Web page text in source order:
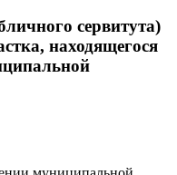
сервитута)
находящегося